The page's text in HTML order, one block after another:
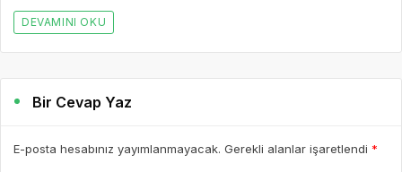
DEVAMINI OKU
Bir Cevap Yaz
E-posta hesabınız yayımlanmayacak. Gerekli alanlar işaretlendi *